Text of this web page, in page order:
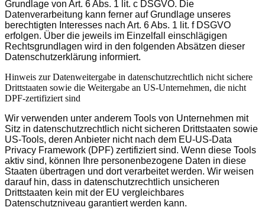
Grundlage von Art. 6 Abs. 1 lit. c DSGVO. Die
Datenverarbeitung kann ferner auf Grundlage unseres
berechtigten Interesses nach Art. 6 Abs. 1 lit. f DSGVO
erfolgen. Über die jeweils im Einzelfall einschlägigen
Rechtsgrundlagen wird in den folgenden Absätzen dieser
Datenschutzerklärung informiert.
Hinweis zur Datenweitergabe in datenschutzrechtlich nicht sichere
Drittstaaten sowie die Weitergabe an US-Unternehmen, die nicht
DPF-zertifiziert sind
Wir verwenden unter anderem Tools von Unternehmen mit
Sitz in datenschutzrechtlich nicht sicheren Drittstaaten sowie
US-Tools, deren Anbieter nicht nach dem EU-US-Data
Privacy Framework (DPF) zertifiziert sind. Wenn diese Tools
aktiv sind, können Ihre personenbezogene Daten in diese
Staaten übertragen und dort verarbeitet werden. Wir weisen
darauf hin, dass in datenschutzrechtlich unsicheren
Drittstaaten kein mit der EU vergleichbares
Datenschutzniveau garantiert werden kann.